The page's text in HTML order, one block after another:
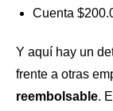
Cuenta
Y aquí hay un
frente a otras
reembolsable.